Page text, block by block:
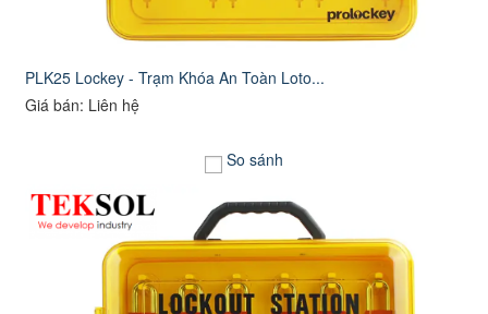
PLK25 Lockey - Trạm Khóa An Toàn Loto...
Giá bán: Liên hệ
So sánh